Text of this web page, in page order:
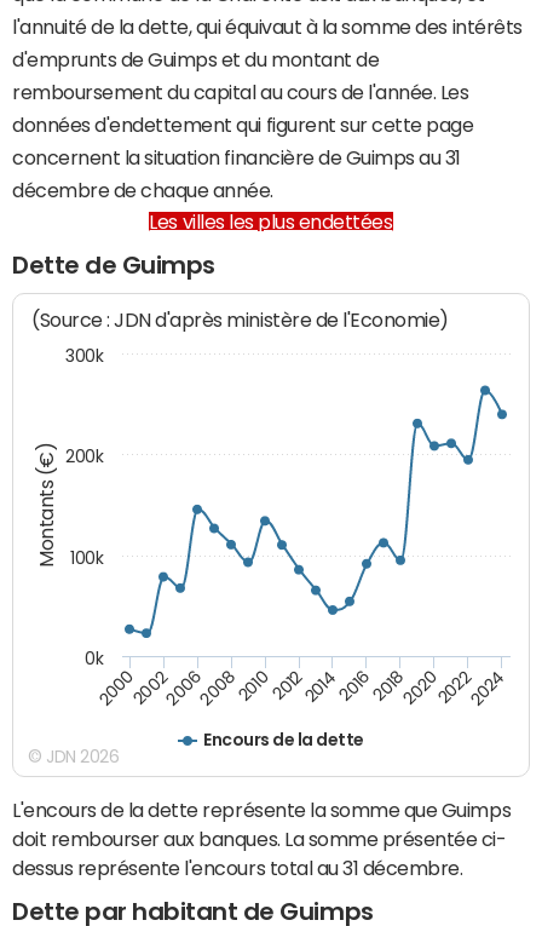
l'annuité de la dette, qui équivaut à la somme des intérêts
d'emprunts de Guimps et du montant de
remboursement du capital au cours de l'année. Les
données d'endettement qui figurent sur cette page
concernent la situation financière de Guimps au 31
décembre de chaque année.
Les villes les plus endettées
Dette de Guimps
Montants (€)
(Source : JDN d'après ministère de l'Economie)
Encours de la dette
200020022006200820102012201420162018202020222024
0k
100k
200k
300k
© JDN 2026
L'encours de la dette représente la somme que Guimps
doit rembourser aux banques. La somme présentée ci-
dessus représente l'encours total au 31 décembre.
Dette par habitant de Guimps